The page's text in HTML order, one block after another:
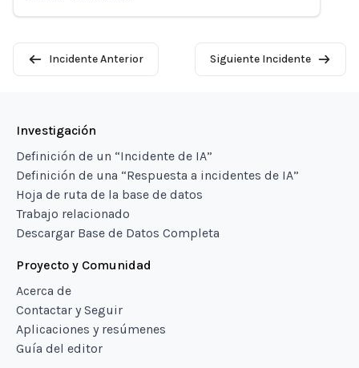
Incidente Anterior Siguiente Incidente
Investigación
Definición de un “Incidente de IA”
Definición de una “Respuesta a incidentes de IA”
Hoja de ruta de la base de datos
Trabajo relacionado
Descargar Base de Datos Completa
Proyecto y Comunidad
Acerca de
Contactar y Seguir
Aplicaciones y resúmenes
Guía del editor